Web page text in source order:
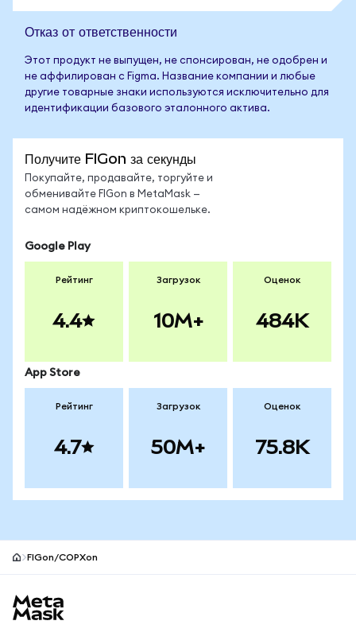
Отказ от ответственности
Этот продукт не выпущен, не спонсирован, не одобрен и
не аффилирован с Figma. Название компании и любые
другие товарные знаки используются исключительно для
идентификации базового эталонного актива.
Получите FIGon за секунды
Покупайте, продавайте, торгуйте и
обменивайте FIGon в MetaMask —
самом надёжном криптокошельке.
Google Play
Рейтинг
4.4
Загрузок
10M+
Оценок
484K
App Store
Рейтинг
4.7
Загрузок
50M+
Оценок
75.8K
FIGon/COPXon